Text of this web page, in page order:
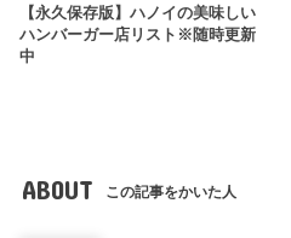
【永久保存版】ハノイの美味しい
ハンバーガー店リスト※随時更新
中
ABOUT この記事をかいた人